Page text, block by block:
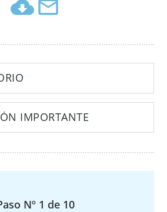
IMPORTANTE
Nº 1 de 10